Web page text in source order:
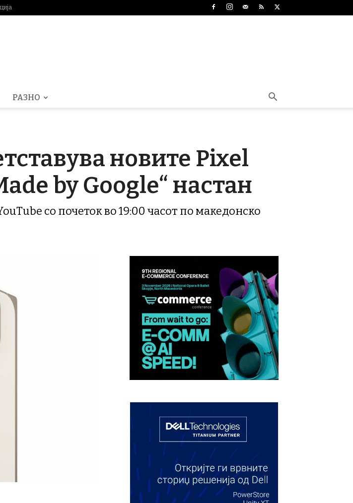
РАЗНО
новите Pixel
by Google“ настан
со почеток во 19:00 часот по македонско